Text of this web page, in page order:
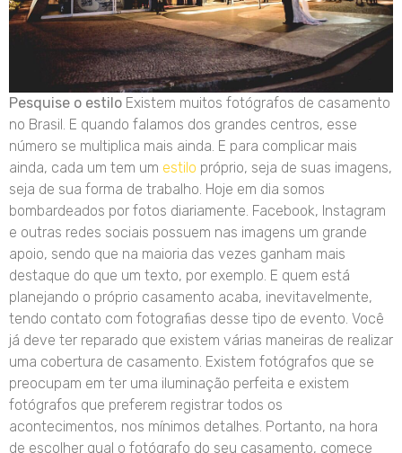
Pesquise o estilo Existem muitos fotógrafos de casamento
no Brasil. E quando falamos dos grandes centros, esse
número se multiplica mais ainda. E para complicar mais
ainda, cada um tem um estilo próprio, seja de suas imagens,
seja de sua forma de trabalho. Hoje em dia somos
bombardeados por fotos diariamente. Facebook, Instagram
e outras redes sociais possuem nas imagens um grande
apoio, sendo que na maioria das vezes ganham mais
destaque do que um texto, por exemplo. E quem está
planejando o próprio casamento acaba, inevitavelmente,
tendo contato com fotografias desse tipo de evento. Você
já deve ter reparado que existem várias maneiras de realizar
uma cobertura de casamento. Existem fotógrafos que se
preocupam em ter uma iluminação perfeita e existem
fotógrafos que preferem registrar todos os
acontecimentos, nos mínimos detalhes. Portanto, na hora
de escolher qual o fotógrafo do seu casamento, comece